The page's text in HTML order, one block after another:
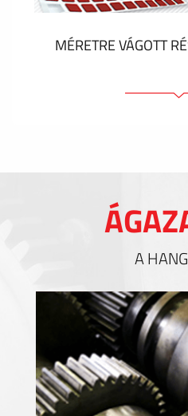
MUTASS
MÉRETRE VÁGOTT
Kitöltések és
MUTASS
A